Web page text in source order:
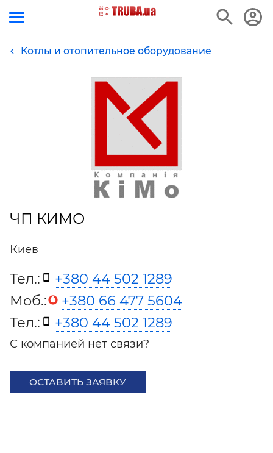
Котлы и отопительное оборудование
ЧП КИМО
Киев
Тел.:
+380 44 502 1289
Моб.:
+380 66 477 5604
Тел.:
+380 44 502 1289
С компанией нет связи?
ОСТАВИТЬ ЗАЯВКУ